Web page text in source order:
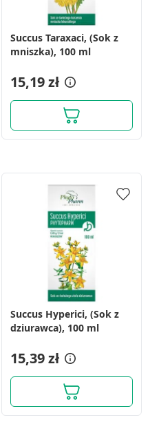
Succus Taraxaci, (Sok z
mniszka), 100 ml
15,19 zł
Succus Hyperici, (Sok z
dziurawca), 100 ml
15,39 zł